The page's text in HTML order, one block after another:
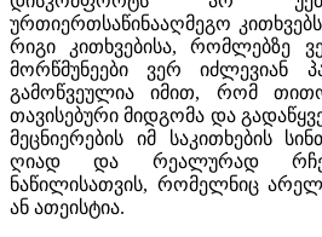
ურთიერთსაწინააღმეგო
რიგი კითხვებისა, რომლებზე
მორწმუნეები ვერ იძლევიან
გამოწვეულია იმით, რომ
თავისებური მიდგომა და
მეცნიერების იმ საკითხების
ღიად და რეალურად
ნაწილისათვის, რომელნიც
ან ათეისტია.